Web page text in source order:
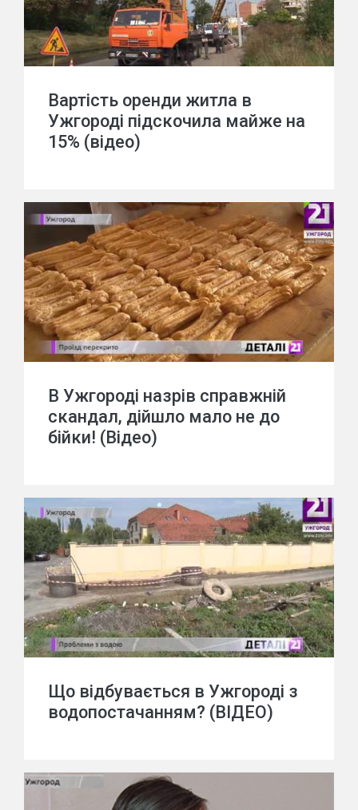
Вартість оренди житла в
Ужгороді підскочила майже на
15% (відео)
В Ужгороді назрів справжній
скандал, дійшло мало не до
бійки! (Відео)
Що відбувається в Ужгороді з
водопостачанням? (ВІДЕО)